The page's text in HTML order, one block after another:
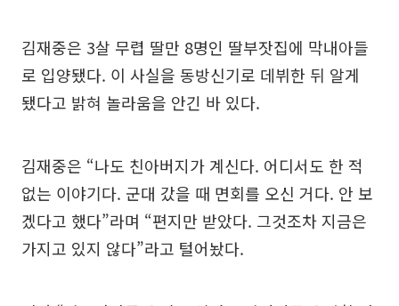
김재중은 3살 무렵 딸만 8명인 딸부잣집에 막내아들
로 입양됐다. 이 사실을 동방신기로 데뷔한 뒤 알게
됐다고 밝혀 놀라움을 안긴 바 있다.
김재중은 “나도 친아버지가 계신다. 어디서도 한 적
없는 이야기다. 군대 갔을 때 면회를 오신 거다. 안 보
겠다고 했다”라며 “편지만 받았다. 그것조차 지금은
가지고 있지 않다”라고 털어놨다.